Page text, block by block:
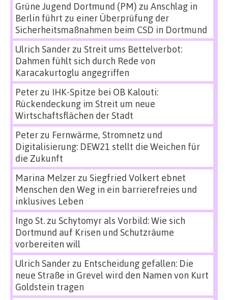
Grüne Jugend Dortmund (PM) zu Anschlag in
Berlin führt zu einer Überprüfung der
Sicherheitsmaßnahmen beim CSD in Dortmund
Ulrich Sanderzu Streit ums Bettelverbot:
Dahmen fühlt sich durch Rede von
Karacakurtoglu angegriffen
Peterzu IHK-Spitze bei OB Kalouti:
Rückendeckung im Streit um neue
Wirtschaftsflächen der Stadt
Peterzu Fernwärme, Stromnetz und
Digitalisierung: DEW21 stellt die Weichen für
die Zukunft
Marina Melzerzu Siegfried Volkert ebnet
Menschen den Weg in ein barrierefreies und
inklusives Leben
Ingo St.zu Schytomyr als Vorbild: Wie sich
Dortmund auf Krisen und Schutzräume
vorbereiten will
Ulrich Sanderzu Entscheidung gefallen: Die
neue Straße in Grevel wird den Namen von Kurt
Goldstein tragen